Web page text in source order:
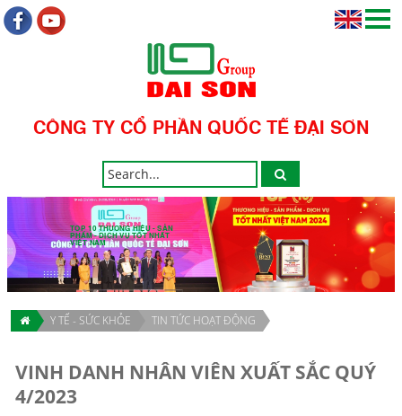
CÔNG TY CỔ PHẦN QUỐC TẾ ĐẠI SƠN
TOP 10 THƯƠNG HIỆU - SẢN
PHẨM - DỊCH VỤ TỐT NHẤT
VIỆT NAM
Y TẾ - SỨC KHỎE TIN TỨC HOẠT ĐỘNG
VINH DANH NHÂN VIÊN XUẤT SẮC QUÝ
4/2023